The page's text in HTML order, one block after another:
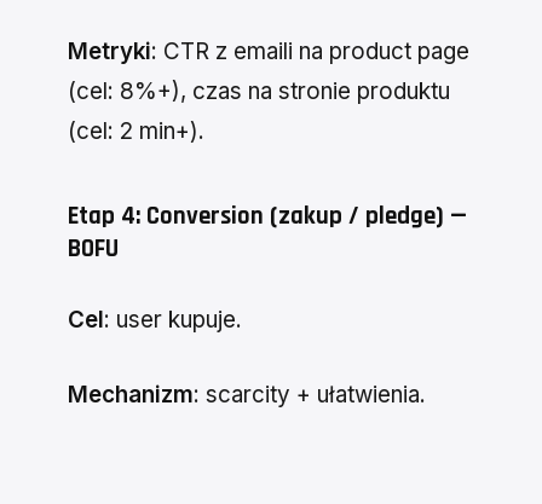
Metryki: CTR z emaili na product page
(cel: 8%+), czas na stronie produktu
(cel: 2 min+).
Etap 4: Conversion (zakup / pledge) —
BOFU
Cel: user kupuje.
Mechanizm: scarcity + ułatwienia.